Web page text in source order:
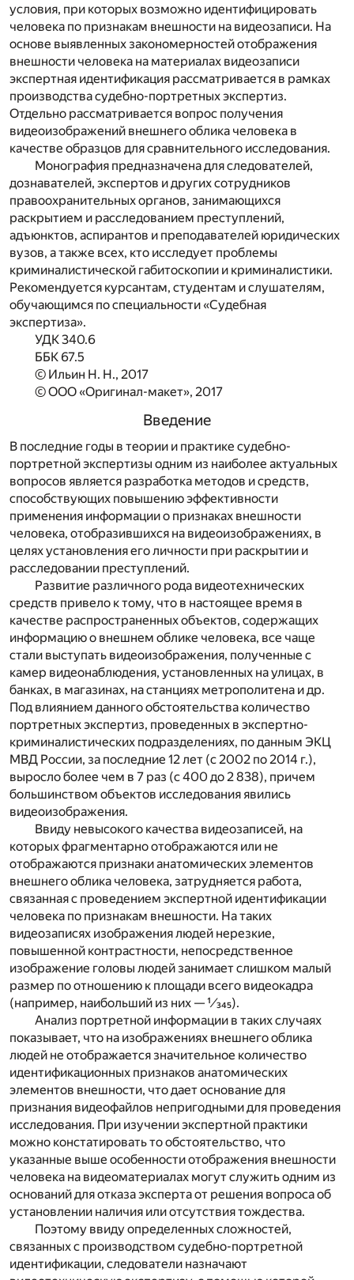
условия, при которых возможно идентифицировать
человека по признакам внешности на видеозаписи. На
основе выявленных закономерностей отображения
внешности человека на материалах видеозаписи
экспертная идентификация рассматривается в рамках
производства судебно-портретных экспертиз.
Отдельно рассматривается вопрос получения
видеоизображений внешнего облика человека в
качестве образцов для сравнительного исследования.
Монография предназначена для следователей,
дознавателей, экспертов и других сотрудников
правоохранительных органов, занимающихся
раскрытием и расследованием преступлений,
адъюнктов, аспирантов и преподавателей юридических
вузов, а также всех, кто исследует проблемы
криминалистической габитоскопии и криминалистики.
Рекомендуется курсантам, студентам и слушателям,
обучающимся по специальности «Судебная
экспертиза».
УДК 340.6
ББК 67.5
© Ильин Н. Н., 2017
© ООО «Оригинал-макет», 2017
Введение
В последние годы в теории и практике судебно-
портретной экспертизы одним из наиболее актуальных
вопросов является разработка методов и средств,
способствующих повышению эффективности
применения информации о признаках внешности
человека, отобразившихся на видеоизображениях, в
целях установления его личности при раскрытии и
расследовании преступлений.
Развитие различного рода видеотехнических
средств привело к тому, что в настоящее время в
качестве распространенных объектов, содержащих
информацию о внешнем облике человека, все чаще
стали выступать видеоизображения, полученные с
камер видеонаблюдения, установленных на улицах, в
банках, в магазинах, на станциях метрополитена и др.
Под влиянием данного обстоятельства количество
портретных экспертиз, проведенных в экспертно-
криминалистических подразделениях, по данным ЭКЦ
МВД России, за последние 12 лет (с 2002 по 2014 г.),
выросло более чем в 7 раз (с 400 до 2 838), причем
большинством объектов исследования явились
видеоизображения.
Ввиду невысокого качества видеозаписей, на
которых фрагментарно отображаются или не
отображаются признаки анатомических элементов
внешнего облика человека, затрудняется работа,
связанная с проведением экспертной идентификации
человека по признакам внешности. На таких
видеозаписях изображения людей нерезкие,
повышенной контрастности, непосредственное
изображение головы людей занимает слишком малый
размер по отношению к площади всего видеокадра
(например, наибольший из них — ¹⁄₃₄₅).
Анализ портретной информации в таких случаях
показывает, что на изображениях внешнего облика
людей не отображается значительное количество
идентификационных признаков анатомических
элементов внешности, что дает основание для
признания видеофайлов непригодными для проведения
исследования. При изучении экспертной практики
можно констатировать то обстоятельство, что
указанные выше особенности отображения внешности
человека на видеоматериалах могут служить одним из
оснований для отказа эксперта от решения вопроса об
установлении наличия или отсутствия тождества.
Поэтому ввиду определенных сложностей,
связанных с производством судебно-портретной
идентификации, следователи назначают